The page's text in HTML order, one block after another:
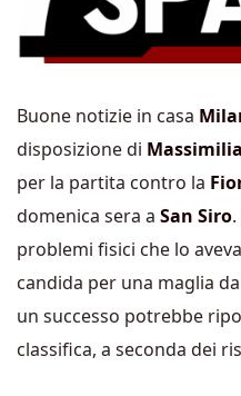
Buone notizie in casa
disposizione di
per la partita contro la
domenica sera a San Siro
problemi fisici che lo
candida per una maglia
un successo potrebbe
classifica, a seconda dei